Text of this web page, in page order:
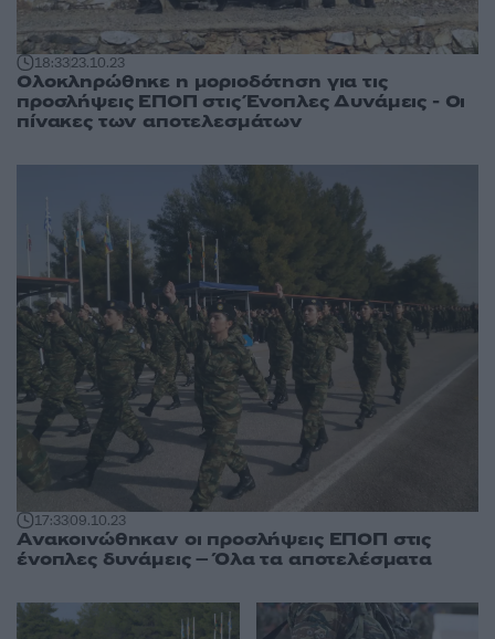
18:3323.10.23
Ολοκληρώθηκε η μοριοδότηση για τις
προσλήψεις ΕΠΟΠ στις Ένοπλες Δυνάμεις - Οι
πίνακες των αποτελεσμάτων
17:3309.10.23
Ανακοινώθηκαν οι προσλήψεις ΕΠΟΠ στις
ένοπλες δυνάμεις – Όλα τα αποτελέσματα